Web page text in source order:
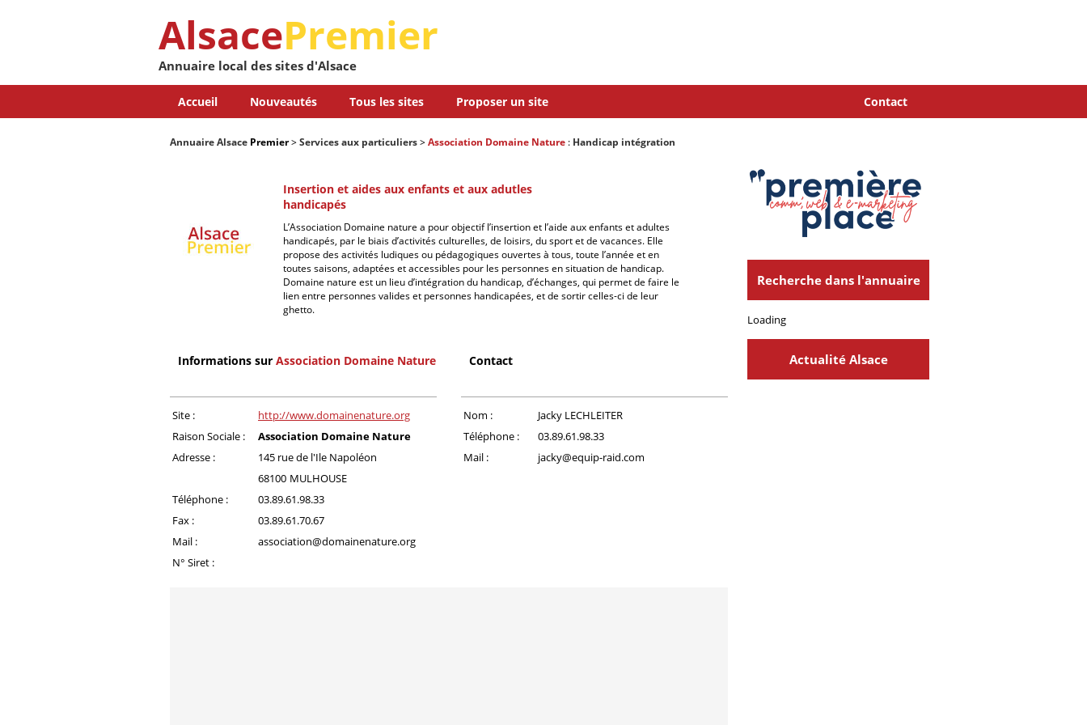
AlsacePremier
Annuaire local des sites d'Alsace
Accueil Nouveautés Tous les sites Proposer un site Contact
Annuaire Alsace Premier>Services aux particuliers>Association Domaine Nature : Handicap intégration
Insertion et aides aux enfants et aux adutles
handicapés
L’Association Domaine nature a pour objectif l’insertion et l’aide aux enfants et adultes
handicapés, par le biais d’activités culturelles, de loisirs, du sport et de vacances. Elle
propose des activités ludiques ou pédagogiques ouvertes à tous, toute l’année et en
toutes saisons, adaptées et accessibles pour les personnes en situation de handicap.
Domaine nature est un lieu d’intégration du handicap, d’échanges, qui permet de faire le
lien entre personnes valides et personnes handicapées, et de sortir celles-ci de leur
ghetto.
Informations sur Association Domaine Nature Contact
Site :
http://www.domainenature.org
Raison Sociale :
Association Domaine Nature
Adresse :
145 rue de l'Ile Napoléon
68100 MULHOUSE
Téléphone :
03.89.61.98.33
Fax :
03.89.61.70.67
Mail :
association@domainenature.org
N° Siret :
Nom :
Jacky LECHLEITER
Téléphone :
03.89.61.98.33
Mail :
jacky@equip-raid.com
Recherche dans l'annuaire
Loading
Actualité Alsace